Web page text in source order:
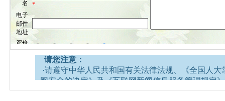
请您注意：
·请遵守中华人民共和国有关法律法规、《全国人
网安全的决定》及《互联网新闻信息服务管理规定
·请注意语言文明，尊重网络道德，并承担一切因您